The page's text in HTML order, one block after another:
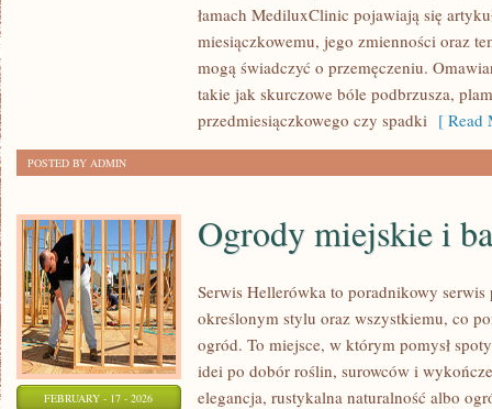
łamach MediluxClinic pojawiają się
miesiączkowemu, jego zmienności oraz
mogą świadczyć o przemęczeniu.
takie jak skurczowe bóle podbrzusza,
przedmiesiączkowego czy spadki [ Read
POSTED BY ADMIN
FEBRUARY - 17 - 2026
Ogrody miejskie i
Serwis Hellerówka to poradnikowy
określonym stylu oraz wszystkiemu, co
ogród. To miejsce, w którym pomysł
idei po dobór roślin, surowców i
elegancja, rustykalna naturalność albo